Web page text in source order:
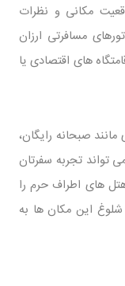
مکانی و نظرات
مسافرتی ارزان
های اقتصادی یا
صبحانه رایگان،
‌تواند تجربه سفرتان
‌های اطراف حرم را
شلوغ این مکان ها به